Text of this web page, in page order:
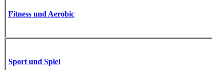
Fitness und Aerobic
Sport und Spiel